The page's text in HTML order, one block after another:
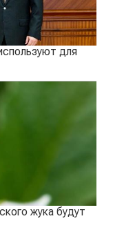
для
жука будут